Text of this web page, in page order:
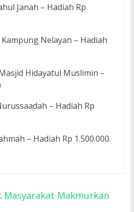
Janah – Hadiah Rp
Nelayan – Hadiah
Hidayatul Muslimin –
– Hadiah Rp
– Hadiah Rp 1.500.000.
Masyarakat Makmurkan